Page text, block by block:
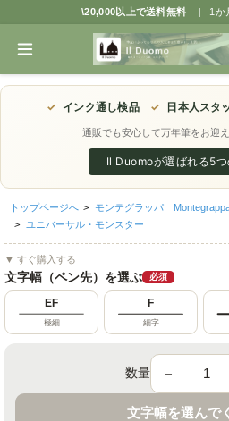
\20,000以上で送料無料 | 1か
✓ インク通し検品 ✓ 日本人スタ
通販でも安心して万年筆をお迎
Il Duomoが選ばれる5
トップページへ > モンテグラッパ
> ユニバーサル・モンスター
▼ すぐ購入する
文字幅（ペン先）を選ぶ 必須
EF
極細
F
細字
数量 －
文字幅を選んで